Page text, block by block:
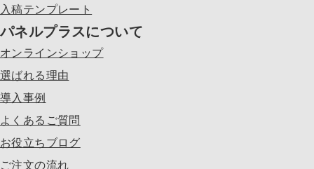
入稿テンプレート
パネルプラスについて
オンラインショップ
選ばれる理由
導入事例
よくあるご質問
お役立ちブログ
ご注文の流れ